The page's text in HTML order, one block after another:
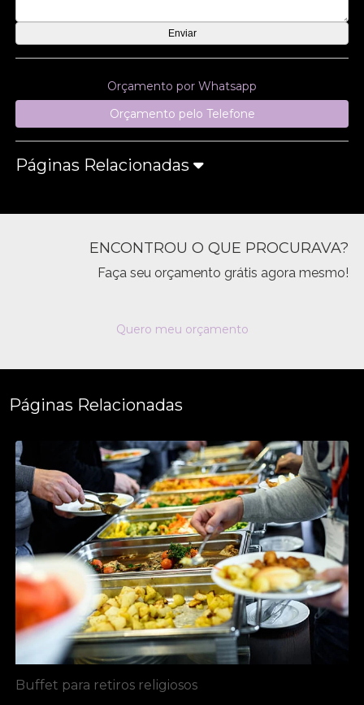
Orçamento por Whatsapp
Orçamento pelo Telefone
Páginas Relacionadas
ENCONTROU O QUE PROCURAVA?
Faça seu orçamento grátis agora mesmo!
Quero meu orçamento
Páginas Relacionadas
Buffet para retiros religiosos